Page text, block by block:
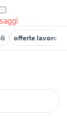
offerte lavoro